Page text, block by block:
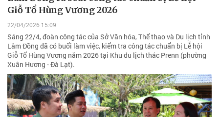
Giỗ Tổ Hùng Vương 2026
22/04/2026 15:09
Sáng 22/4, đoàn công tác của Sở Văn hóa, Thể thao và Du lịch tỉnh
Lâm Đồng đã có buổi làm việc, kiểm tra công tác chuẩn bị Lễ hội
Giỗ Tổ Hùng Vương năm 2026 tại Khu du lịch thác Prenn (phường
Xuân Hương - Đà Lạt).